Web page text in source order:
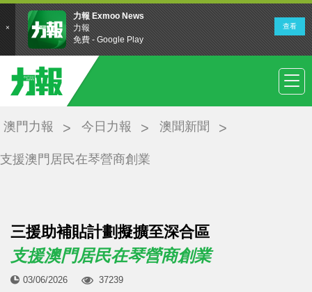
澳門力報 今日力報 澳聞新聞
支援澳門居民在琴營商創業
三援助補貼計劃擬擴至深合區
支援澳門居民在琴營商創業
03/06/2026 37239